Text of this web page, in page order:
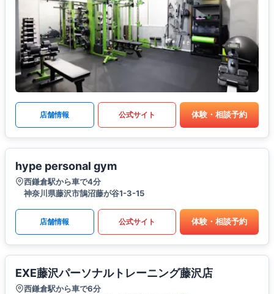
店舗情報 公式サイト 体験・相談予約
hype personal gym
西鎌倉駅から車で4分
神奈川県藤沢市鵠沼藤が谷1-3-15
店舗情報 公式サイト 体験・相談予約
EXE藤沢パーソナルトレーニング藤沢店
西鎌倉駅から車で6分